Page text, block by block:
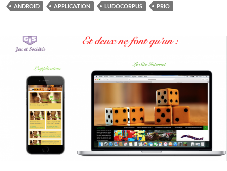
ANDROID APPLICATION LUDOCORPUS PRIO